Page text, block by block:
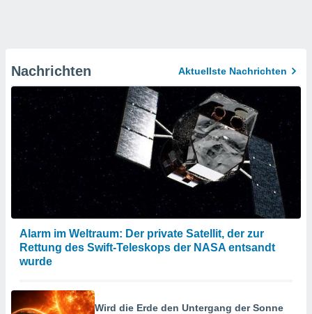
Nachrichten Aktuellste Nachrichten
Alarm im Weltraum: Der private Satellit, der zur
Rettung des Swift-Teleskops der NASA entsandt
wurde
Wird die Erde den Untergang der Sonne